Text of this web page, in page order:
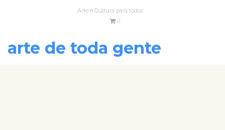
Arte e Cultura para todos
0
arte de toda gente